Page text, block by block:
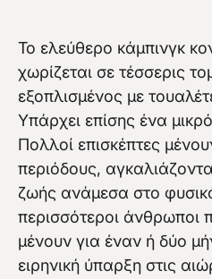
Το ελεύθερο κάμπινγκ
χωρίζεται σε τέσσερις
εξοπλισμένος με
Υπάρχει επίσης ένα
Πολλοί επισκέπτες
περιόδους,
ζωής ανάμεσα στο
περισσότεροι άνθρωποι
μένουν για έναν ή δύο
ειρηνική ύπαρξη στις